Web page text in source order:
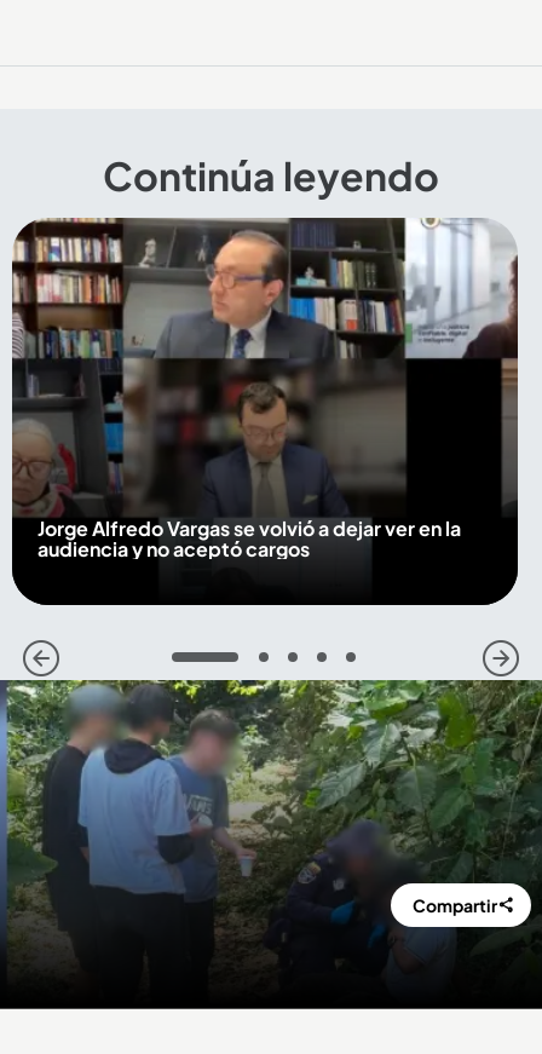
Continúa leyendo
Jorge Alfredo Vargas se volvió a dejar ver en la
audiencia y no aceptó cargos
1 2 3 4 5
Compartir